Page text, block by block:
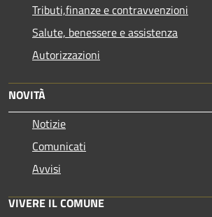
Tributi,finanze e contravvenzioni
Salute, benessere e assistenza
Autorizzazioni
NOVITÀ
Notizie
Comunicati
Avvisi
VIVERE IL COMUNE